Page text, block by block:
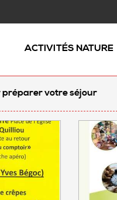
ACTIVITÉS NATURE
préparer votre séjour